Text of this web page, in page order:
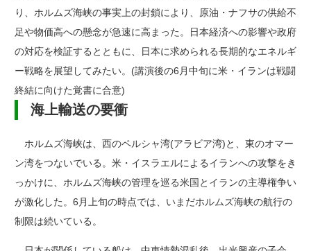
り、ホルムズ海峡の事実上の封鎖により、原油・ナフサの供給不
足や物価高への懸念が急速に高まった。日本経済への影響や政府
の対応を検証するとともに、日本に求められる長期的なエネルギ
ー戦略を展望してみたい。(講演後の6月中旬に米・イランは戦闘
終結に向けた覚書に合意)
海上輸送の要衝
ホルムズ海峡は、西のペルシャ湾(アラビア湾)と、東のオマー
ン湾をつないでいる。米・イスラエルによるイランへの攻撃をき
っかけに、ホルムズ海峡の管理を巡る米国とイランの主導権争い
が激化した。6月上旬の時点では、いまだホルムズ海峡の航行の
制限は続いている。